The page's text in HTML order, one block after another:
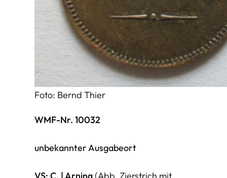
Foto: Bernd Thier
WMF-Nr. 10032
unbekannter Ausgabeort